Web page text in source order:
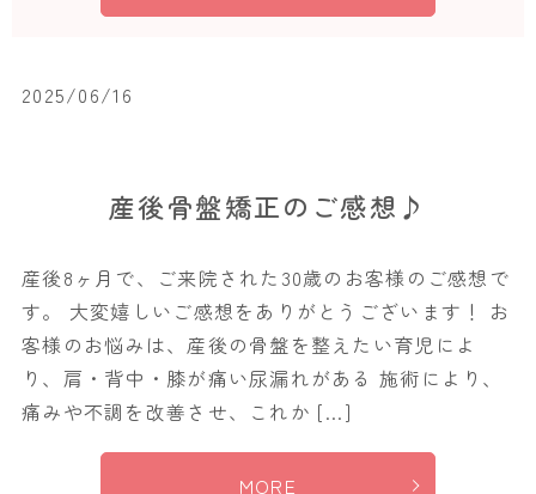
2025/06/16
産後骨盤矯正のご感想♪
産後8ヶ月で、ご来院された30歳のお客様のご感想で
す。 大変嬉しいご感想をありがとうございます！ お
客様のお悩みは、産後の骨盤を整えたい育児によ
り、肩・背中・膝が痛い尿漏れがある 施術により、
痛みや不調を改善させ、これか […]
MORE